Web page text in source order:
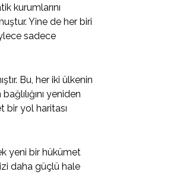
kurumlarını
Yine de her biri
sadece
Bu, her iki ülkenin
yeniden
bir yol haritası
yeni bir hükümet
daha güçlü hale